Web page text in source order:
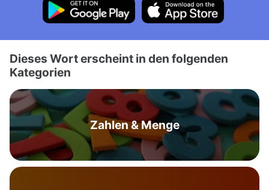
Dieses Wort erscheint in den folgenden
Kategorien
Zahlen & Menge